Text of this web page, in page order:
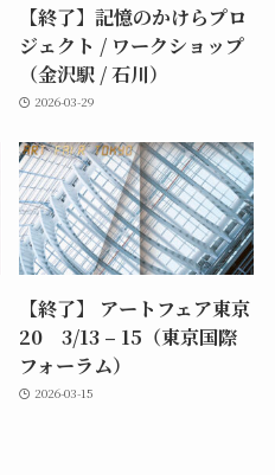
【終了】記憶のかけらプロ
ジェクト / ワークショップ
（金沢駅 / 石川）
2026-03-29
【終了】 アートフェア東京
20 3/13 – 15（東京国際
フォーラム）
2026-03-15